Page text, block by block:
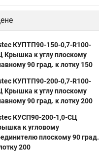
КУПТП90-150-0,7-R100-
Крышка к углу плоскому
90 град. к лотку 150
КУПТП90-200-0,7-R100-
Крышка к углу плоскому
90 град. к лотку 200
КУСП90-200-1,0-СЦ
к угловому
плоскому 90 град.
200